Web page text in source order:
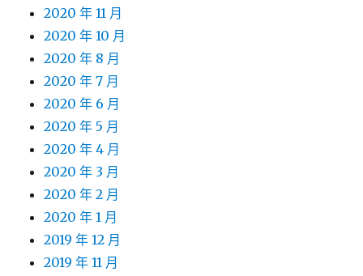
2020 年 11 月
2020 年 10 月
2020 年 8 月
2020 年 7 月
2020 年 6 月
2020 年 5 月
2020 年 4 月
2020 年 3 月
2020 年 2 月
2020 年 1 月
2019 年 12 月
2019 年 11 月